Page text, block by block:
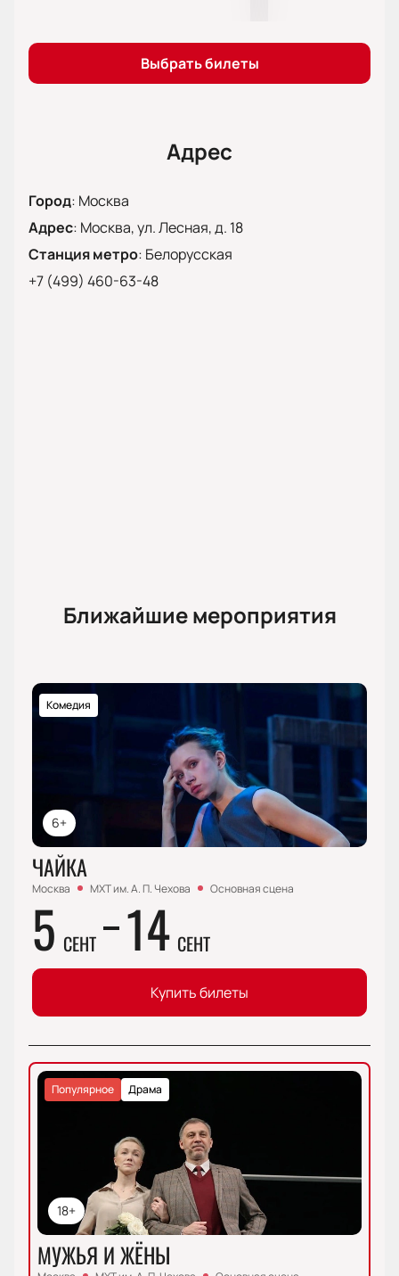
«Телохранительницу» онлайн
Приобретайте билеты на представление
Используйте безопасную оплату или
Выбрать билеты
Адрес
Город: Москва
Адрес: Москва, ул. Лесная, д. 18
Станция метро: Белорусская
+7 (499) 460-63-48
Ближайшие мероприятия
6+
Комедия
ЧАЙКА
Москва МХТ им. А. П. Чехова Основная сцена
5 СЕНТ 14 СЕНТ
Купить билеты
18+
Драма
Популярное
МУЖЬЯ И ЖЁНЫ